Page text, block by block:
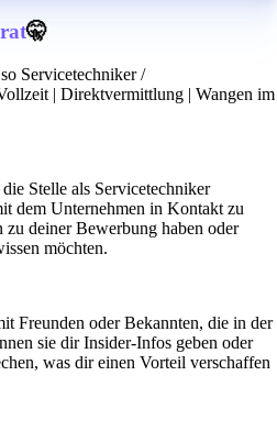
🤫
Servicetechniker /
| Direktvermittlung | Wangen im
Stelle als Servicetechniker
dem Unternehmen in Kontakt zu
zu deiner Bewerbung haben oder
möchten.
Freunden oder Bekannten, die in der
sie dir Insider-Infos geben oder
was dir einen Vorteil verschaffen